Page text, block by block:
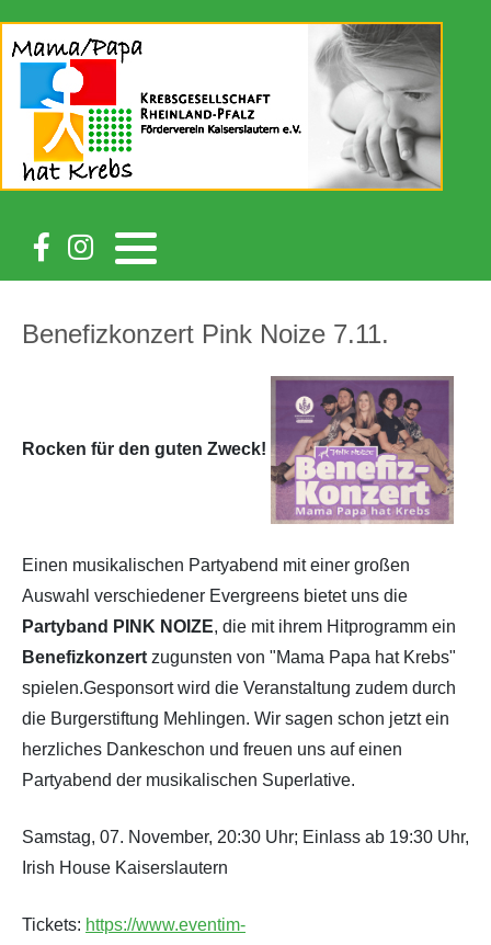
Benefizkonzert Pink Noize 7.11.
Rocken für den guten Zweck!
Einen musikalischen Partyabend mit einer großen
Auswahl verschiedener Evergreens bietet uns die
Partyband PINK NOIZE, die mit ihrem Hitprogramm ein
Benefizkonzertzugunsten von "Mama Papa hat Krebs"
spielen.Gesponsort wird die Veranstaltung zudem durch
die Burgerstiftung Mehlingen. Wir sagen schon jetzt ein
herzliches Dankeschon und freuen uns auf einen
Partyabend der musikalischen Superlative.
Samstag, 07. November, 20:30 Uhr; Einlass ab 19:30 Uhr,
Irish House Kaiserslautern
Tickets: https://www.eventim-